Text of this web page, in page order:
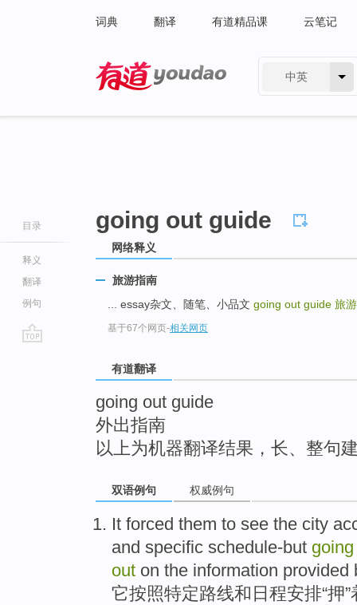
词典 翻译 有道精品课 云笔记
中英
目录
释义
翻译
例句
going out guide
网络释义
旅游指南
... essay杂文、随笔、小品文 going out guide 旅
基于67个网页-相关网页
有道翻译
going out guide
外出指南
以上为机器翻译结果，长、整句
双语例句 权威例句
It forced them to see the city
and specific schedule-but going
out on the information provided
它按照特定路线和 日程安排“押”